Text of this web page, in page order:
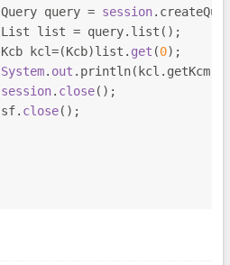
		Query query =
session
		List list = query.list();
		Kcb kcl=(Kcb)list.
get (0);
System. out
session. close();
		sf.
close();